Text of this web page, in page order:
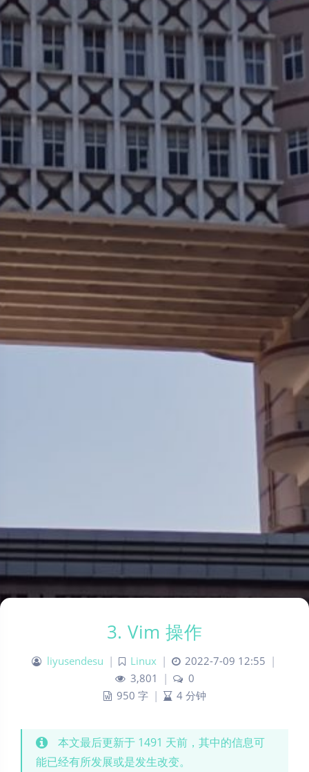
3. Vim 操作
liyusendesu | Linux | 2022-7-09 12:55 |
3,801
|
0
950 字 | 4 分钟
本文最后更新于 1491 天前，其中的信息可
能已经有所发展或是发生改变。